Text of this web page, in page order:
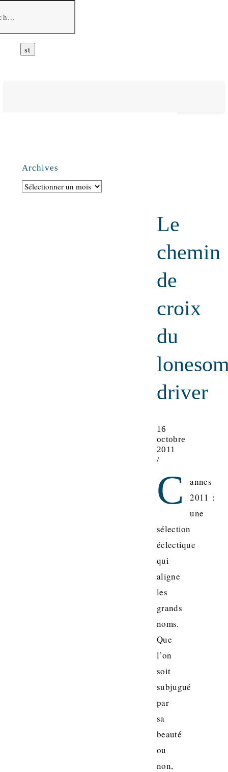
Archives
Archives
Le
chemin
de
croix
du
driver
16
octobre
2011
/
C
annes
2011 :
une
sélection
éclectique
qui
aligne
les
grands
noms.
Que
l’on
soit
subjugué
par
sa
beauté
ou
non,